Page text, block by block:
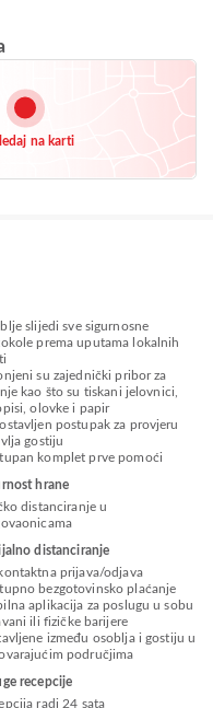
na karti
slijedi sve sigurnosne
prema uputama lokalnih
su zajednički pribor za
kao što su tiskani jelovnici,
olovke i papir
postupak za provjeru
gostiju
komplet prve pomoći
hrane
distanciranje u
distanciranje
prijava/odjava
bezgotovinsko plaćanje
aplikacija za poslugu u sobu
ili fizičke barijere
između osoblja i gostiju u
područjima
recepcije
radi 24 sata